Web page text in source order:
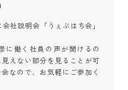
社説明会「うぇぶはち会」
に働く社員の声が聞けるの
えない部分を見ることが可
なので、お気軽にご参加く